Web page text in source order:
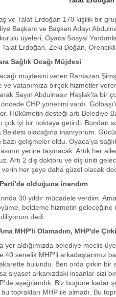
ve Talat Erdoğan 170 kişilik bir
Başkanı ve Başkan Adayı
üyeleri, Oyaca Sosyal
Erdoğan, Zeki Doğan,
Sağlık Ocağı Müjdesi
müjdesini veren Ramazan
vatanımıza birçok hizmetler
Sayın Abdulnasır Haşlak'ta bir
CHP yönetimi vardı.
Hükümetin desteği artı Belediye
çok iyi bir noktaya getirdi. Bundan
olacağına inanıyorum.
gelişmeler oldu. Oyaca'ya
yerine taşınacak. Artık her
Artı 2 diş doktoru ve diş üniti
her şeye daha güzel olacak
olduğuna inandım
30 yıldır mücadele verdim.
beldeme hizmetin geleceğine
dedi.
MHP'li Olamadım, MHP'de
yer aldığımızda belediye meclis
senelik MHP'li arkadaşlarımız
bulundu. Ben orda çirkin
siyaset arkanızdaki insanlar sizi
aşağılandık. Biz bugüne kadar
toprakları MHP ile almadı. Bu